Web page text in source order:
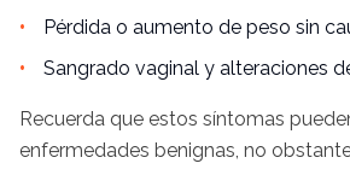
Pérdida o aumento de peso sin
Sangrado vaginal y alteraciones
Recuerda que estos síntomas
enfermedades benignas, no